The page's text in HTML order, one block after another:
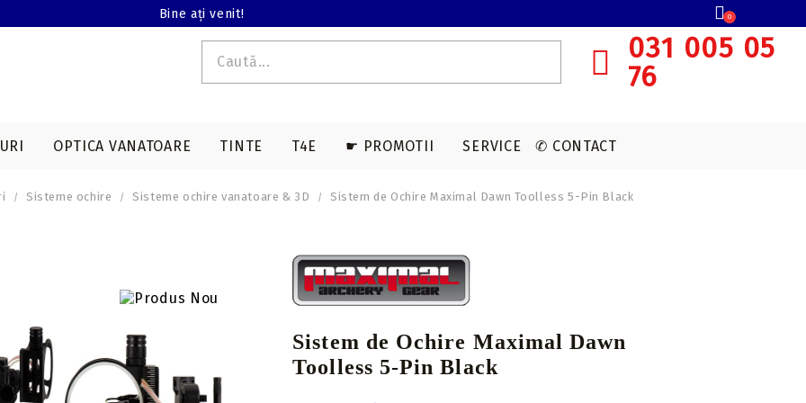
Bine ați venit!
031 005 05
76
0
Varfuri tir sportiv
Nock-uri sageti
Nock-uri luminoase
sageti arbaleta
Genti & huse
Corzi & cabluri
Corzi recurve
Prese compound
Red dot
Lunete cu magnificare
Accesorii sistem ochire
OPTICA VANATOARE TINTE T4E ☛ PROMOTII SERVICE ✆ CONTACT
Sisteme ochire Sisteme ochire vanatoare & 3D Sistem de Ochire Maximal Dawn Toolless 5-Pin Black
Sistem de Ochire Maximal Dawn
Toolless 5-Pin Black